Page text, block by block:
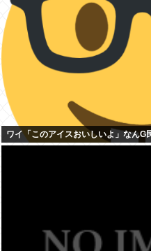
ワイ「このアイスおいしいよ」なんG